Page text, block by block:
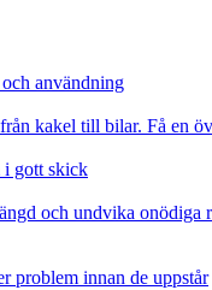
användning
kakel till bilar. Få en
i gott skick
och undvika onödiga
problem innan de uppstår